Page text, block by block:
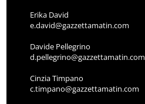
Erika David
e.david@gazzettamatin.com
Davide Pellegrino
d.pellegrino@gazzettamatin.com
Cinzia Timpano
c.timpano@gazzettamatin.com